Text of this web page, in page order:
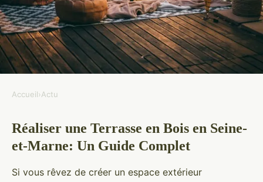
Top idées pour réaliser une
terrasse en bois en Seine-et-
Marne
Accueil›Actu
Réaliser une Terrasse en Bois en Seine-
et-Marne: Un Guide Complet
Si vous rêvez de créer un espace extérieur